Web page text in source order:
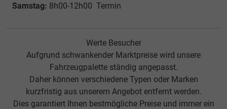
Samstag: 8h00-12h00 Termin
Werte Besucher
Aufgrund schwankender Marktpreise wird unsere
Fahrzeugpalette ständig angepasst.
Daher können verschiedene Typen oder Marken
kurzfristig aus unserem Angebot entfernt werden.
Dies garantiert Ihnen bestmögliche Preise und immer ein